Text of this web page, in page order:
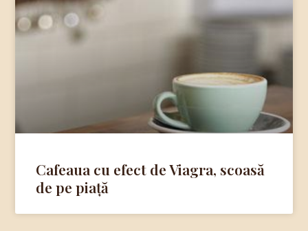
Cafeaua cu efect de Viagra, scoasă
de pe piață